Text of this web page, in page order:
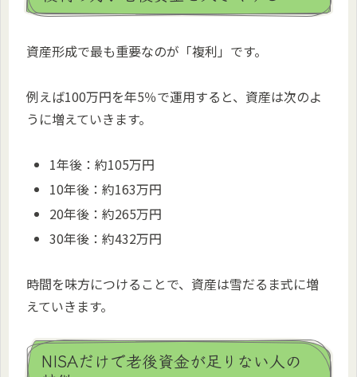
資産形成で最も重要なのが「複利」です。
例えば100万円を年5％で運用すると、資産は次のよ
うに増えていきます。
1年後：約105万円
10年後：約163万円
20年後：約265万円
30年後：約432万円
時間を味方につけることで、資産は雪だるま式に増
えていきます。
NISAだけで老後資金が足りない人の